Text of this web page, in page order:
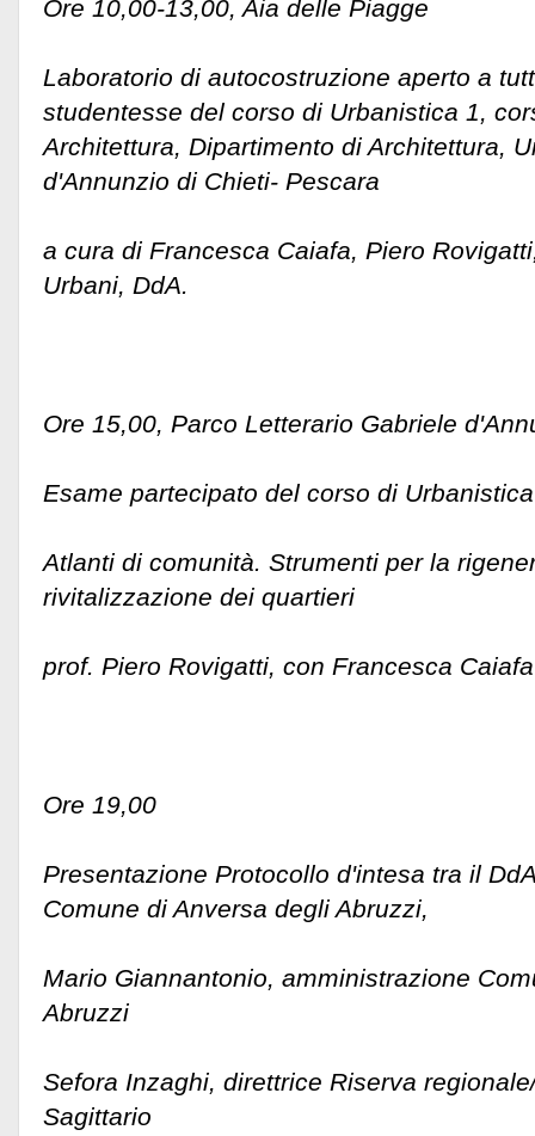
Ore 10,00-13,00, Aia delle Piagge
Laboratorio di autocostruzione aperto a
studentesse del corso di Urbanistica 1,
Architettura, Dipartimento di Architettura,
d'Annunzio di Chieti- Pescara
a cura di Francesca Caiafa, Piero
Urbani, DdA.
Ore 15,00, Parco Letterario Gabriele
Esame partecipato del corso di
Atlanti di comunità. Strumenti per la
rivitalizzazione dei quartieri
prof. Piero Rovigatti, con Francesca Caiafa
Ore 19,00
Presentazione Protocollo d'intesa tra il
Comune di Anversa degli Abruzzi,
Mario Giannantonio, amministrazione
Abruzzi
Sefora Inzaghi, direttrice Riserva
Sagittario